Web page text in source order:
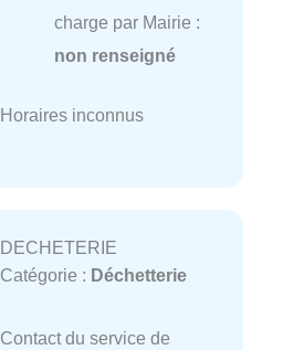
charge par Mairie :
non renseigné
Horaires inconnus
DECHETERIE
Catégorie : Déchetterie
Contact du service de